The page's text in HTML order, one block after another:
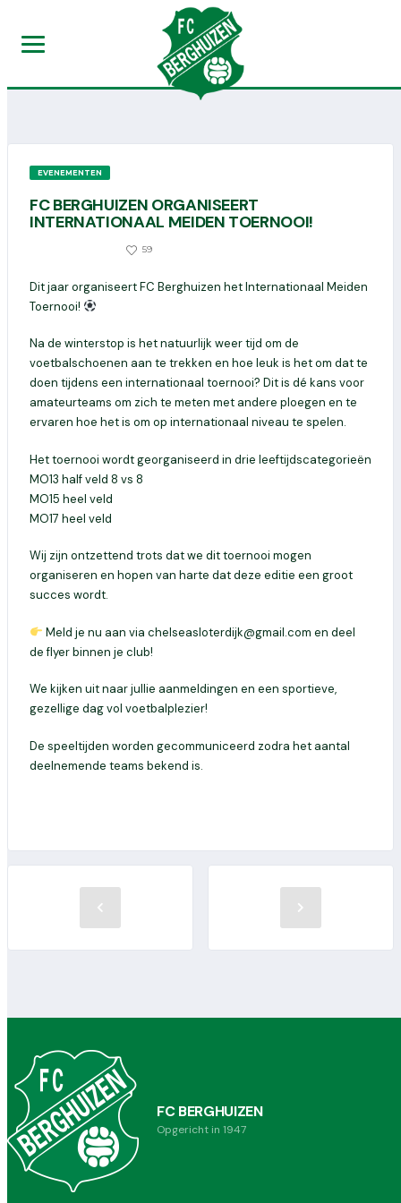
EVENEMENTEN
FC BERGHUIZEN ORGANISEERT
INTERNATIONAAL MEIDEN TOERNOOI!
59
Dit jaar organiseert FC Berghuizen het Internationaal Meiden
Toernooi!
Na de winterstop is het natuurlijk weer tijd om de
voetbalschoenen aan te trekken en hoe leuk is het om dat te
doen tijdens een internationaal toernooi? Dit is dé kans voor
amateurteams om zich te meten met andere ploegen en te
ervaren hoe het is om op internationaal niveau te spelen.
Het toernooi wordt georganiseerd in drie leeftijdscategorieën
MO13 half veld 8 vs 8
MO15 heel veld
MO17 heel veld
Wij zijn ontzettend trots dat we dit toernooi mogen
organiseren en hopen van harte dat deze editie een groot
succes wordt.
Meld je nu aan via chelseasloterdijk@gmail.com en deel
de flyer binnen je club!
We kijken uit naar jullie aanmeldingen en een sportieve,
gezellige dag vol voetbalplezier!
De speeltijden worden gecommuniceerd zodra het aantal
deelnemende teams bekend is.
FC BERGHUIZEN
Opgericht in 1947